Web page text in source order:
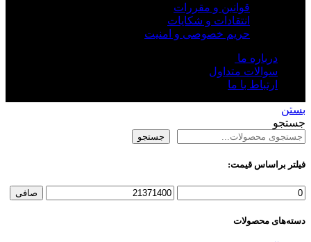
قوانین و مقررات
انتقادات و شکایات
حریم خصوصی و امنیت
درباره ما
سوالات متداول
ارتباط با ما
بستن
جستجو
جستجو
فیلتر براساس قیمت:
حداقل
حداكثر
صافی
دسته‌های محصولات